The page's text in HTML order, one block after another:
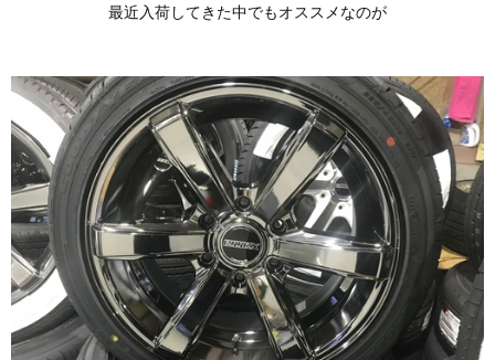
最近入荷してきた中でもオススメなのが